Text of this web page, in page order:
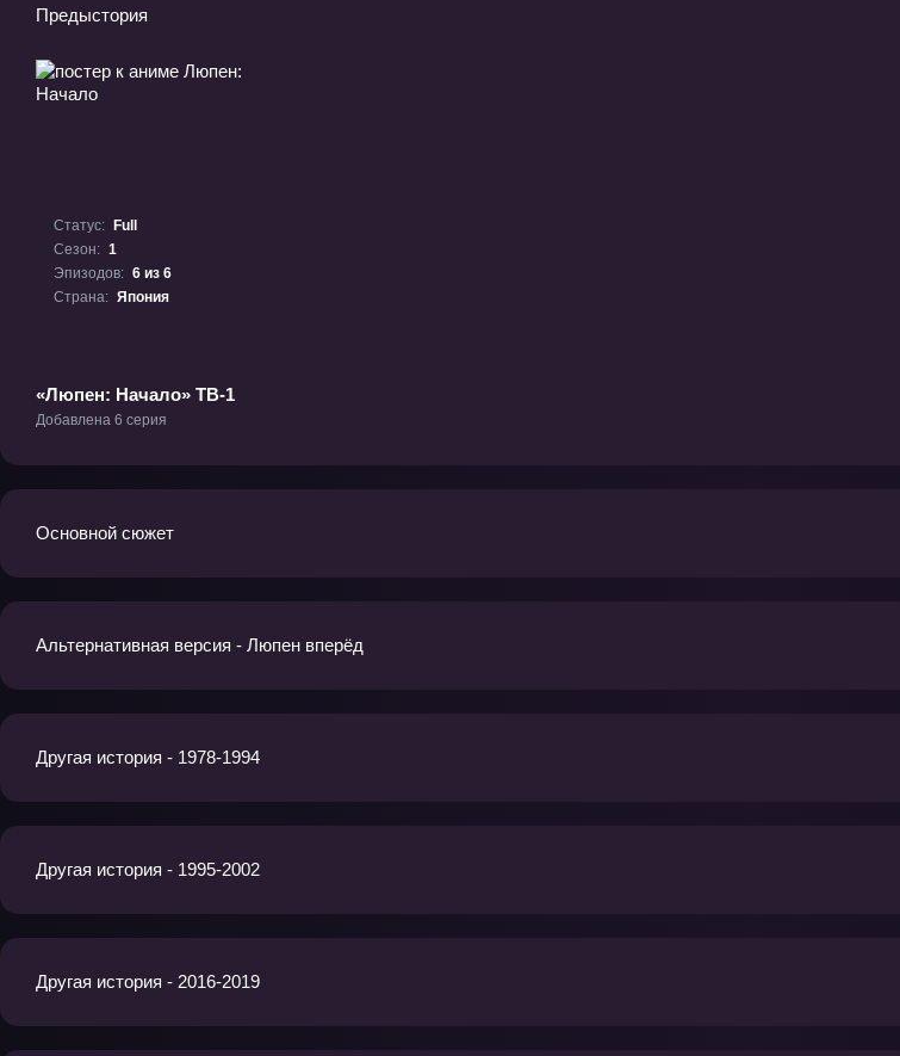
Предыстория
Статус:
Full
Сезон: 1
Эпизодов: 6 из 6
Страна: Япония
«Люпен: Начало» ТВ-1
Добавлена 6 серия
Основной сюжет
Альтернативная версия - Люпен вперёд
Другая история - 1978-1994
Другая история - 1995-2002
Другая история - 2016-2019